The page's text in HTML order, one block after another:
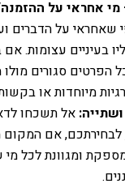
מי אחראי על
על הדברים
בעיניים עצומות. אם
הפרטים סגורים
מיוחדות או בקשות
אל תשכחו
לבחירתכם, אם
ומגוונת לכל